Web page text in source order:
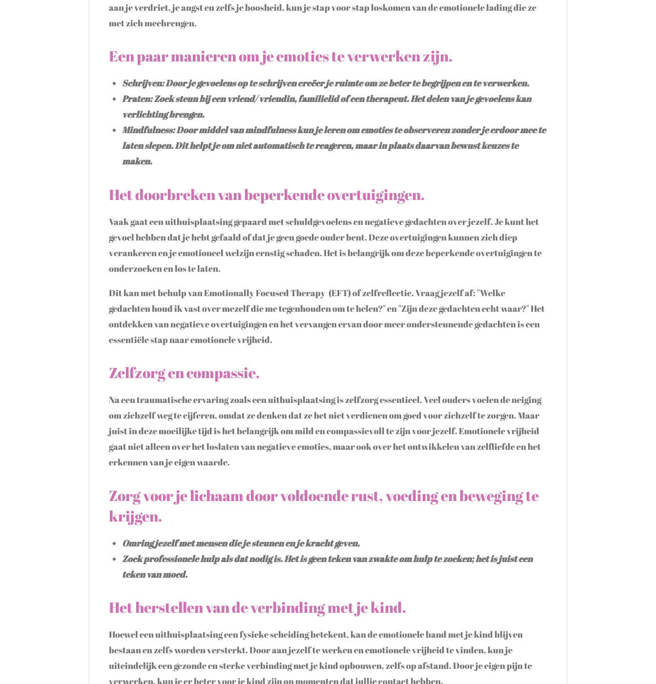
aan je verdriet, je angst en zelfs je boosheid, kun je stap voor stap loskomen van de emotionele lading die ze
met zich meebrengen.
Een paar manieren om je emoties te verwerken zijn.
Schrijven: Door je gevoelens op te schrijven creëer je ruimte om ze beter te begrijpen en te verwerken.
Praten: Zoek steun bij een vriend/ vriendin, familielid of een therapeut. Het delen van je gevoelens kan
verlichting brengen.
Mindfulness: Door middel van mindfulness kun je leren om emoties te observeren zonder je erdoor mee te
laten slepen. Dit helpt je om niet automatisch te reageren, maar in plaats daarvan bewust keuzes te
maken.
Het doorbreken van beperkende overtuigingen.
Vaak gaat een uithuisplaatsing gepaard met schuldgevoelens en negatieve gedachten over jezelf. Je kunt het
gevoel hebben dat je hebt gefaald of dat je geen goede ouder bent. Deze overtuigingen kunnen zich diep
verankeren en je emotioneel welzijn ernstig schaden. Het is belangrijk om deze beperkende overtuigingen te
onderzoeken en los te laten.
Dit kan met behulp van Emotionally Focused Therapy (EFT) of zelfreflectie. Vraag jezelf af: "Welke
gedachten houd ik vast over mezelf die me tegenhouden om te helen?" en "Zijn deze gedachten echt waar?" Het
ontdekken van negatieve overtuigingen en het vervangen ervan door meer ondersteunende gedachten is een
essentiële stap naar emotionele vrijheid.
Zelfzorg en compassie.
Na een traumatische ervaring zoals een uithuisplaatsing is zelfzorg essentieel. Veel ouders voelen de neiging
om zichzelf weg te cijferen, omdat ze denken dat ze het niet verdienen om goed voor zichzelf te zorgen. Maar
juist in deze moeilijke tijd is het belangrijk om mild en compassievoll te zijn voor jezelf. Emotionele vrijheid
gaat niet alleen over het loslaten van negatieve emoties, maar ook over het ontwikkelen van zelfliefde en het
erkennen van je eigen waarde.
Zorg voor je lichaam door voldoende rust, voeding en beweging te
krijgen.
Omring jezelf met mensen die je steunen en je kracht geven.
Zoek professionele hulp als dat nodig is. Het is geen teken van zwakte om hulp te zoeken; het is juist een
teken van moed.
Het herstellen van de verbinding met je kind.
Hoewel een uithuisplaatsing een fysieke scheiding betekent, kan de emotionele band met je kind blijven
bestaan en zelfs worden versterkt. Door aan jezelf te werken en emotionele vrijheid te vinden, kun je
uiteindelijk een gezonde en sterke verbinding met je kind opbouwen, zelfs op afstand. Door je eigen pijn te
verwerken, kun je er beter voor je kind zijn op momenten dat jullie contact hebben.